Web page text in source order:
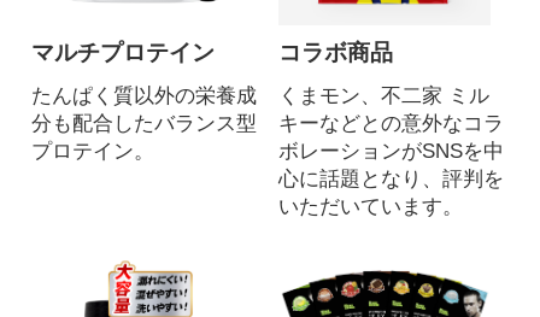
マルチプロテイン
たんぱく質以外の栄養成
分も配合したバランス型
プロテイン。
コラボ商品
くまモン、不二家 ミル
キーなどとの意外なコラ
ボレーションがSNSを中
心に話題となり、評判を
いただいています。